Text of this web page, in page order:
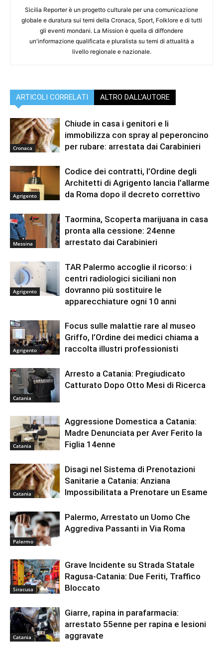
Sicilia Reporter è un progetto culturale per una comunicazione
globale e duratura sui temi della Cronaca, Sport, Folklore e di tutti
gli eventi mondani. La Mission è quella di diffondere
un'informazione qualificata e pluralista su temi di attualità a
livello regionale e nazionale.
ARTICOLI CORRELATI ALTRO DALL'AUTORE
Cronaca
Chiude in casa i genitori e li
immobilizza con spray al peperoncino
per rubare: arrestata dai Carabinieri
Agrigento
Codice dei contratti, l’Ordine degli
Architetti di Agrigento lancia l’allarme
da Roma dopo il decreto correttivo
Messina
Taormina, Scoperta marijuana in casa
pronta alla cessione: 24enne
arrestato dai Carabinieri
Agrigento
TAR Palermo accoglie il ricorso: i
centri radiologici siciliani non
dovranno più sostituire le
apparecchiature ogni 10 anni
Agrigento
Focus sulle malattie rare al museo
Griffo, l’Ordine dei medici chiama a
raccolta illustri professionisti
Catania
Arresto a Catania: Pregiudicato
Catturato Dopo Otto Mesi di Ricerca
Catania
Aggressione Domestica a Catania:
Madre Denunciata per Aver Ferito la
Figlia 14enne
Catania
Disagi nel Sistema di Prenotazioni
Sanitarie a Catania: Anziana
Impossibilitata a Prenotare un Esame
Palermo
Palermo, Arrestato un Uomo Che
Aggrediva Passanti in Via Roma
Siracusa
Grave Incidente su Strada Statale
Ragusa-Catania: Due Feriti, Traffico
Bloccato
Catania
Giarre, rapina in parafarmacia:
arrestato 55enne per rapina e lesioni
aggravate